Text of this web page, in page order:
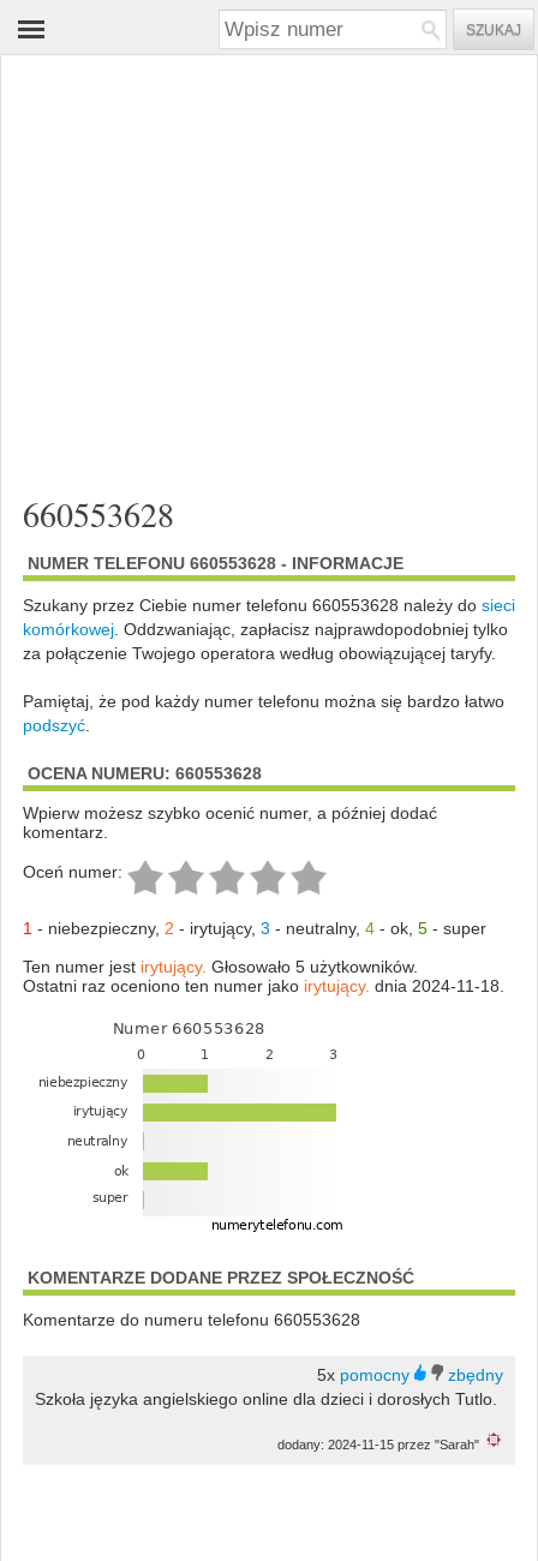
660553628
NUMER TELEFONU 660553628 - INFORMACJE
Szukany przez Ciebie numer telefonu 660553628 należy do sieci
komórkowej. Oddzwaniając, zapłacisz najprawdopodobniej tylko
za połączenie Twojego operatora według obowiązującej taryfy.
Pamiętaj, że pod każdy numer telefonu można się bardzo łatwo
podszyć.
OCENA NUMERU: 660553628
Wpierw możesz szybko ocenić numer, a później dodać
komentarz.
Oceń numer:
1 - niebezpieczny, 2 - irytujący, 3 - neutralny, 4- ok, 5- super
Ten numer jest irytujący. Głosowało 5 użytkowników.
Ostatni raz oceniono ten numer jako irytujący. dnia 2024-11-18.
KOMENTARZE DODANE PRZEZ SPOŁECZNOŚĆ
Komentarze do numeru telefonu 660553628
5x
Szkoła języka angielskiego online dla dzieci i dorosłych Tutlo.
dodany: 2024-11-15 przez "Sarah"